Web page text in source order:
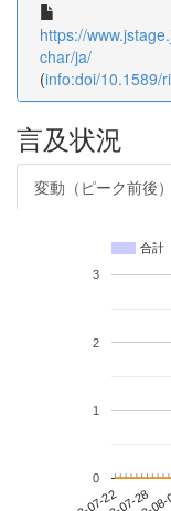
https://
char/ja/
(info:doi/10.1589/
言及状況
変動（ピーク前後）
合計
0
1
2
3